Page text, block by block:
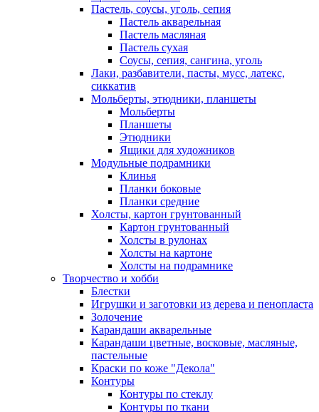
Пастель, соусы, уголь, сепия
Пастель акварельная
Пастель масляная
Пастель сухая
Соусы, сепия, сангина, уголь
Лаки, разбавители, пасты, мусс, латекс,
сиккатив
Мольберты, этюдники, планшеты
Мольберты
Планшеты
Этюдники
Ящики для художников
Модульные подрамники
Клинья
Планки боковые
Планки средние
Холсты, картон грунтованный
Картон грунтованный
Холсты в рулонах
Холсты на картоне
Холсты на подрамнике
Творчество и хобби
Блестки
Игрушки и заготовки из дерева и пенопласта
Золочение
Карандаши акварельные
Карандаши цветные, восковые, масляные,
пастельные
Краски по коже "Декола"
Контуры
Контуры по стеклу
Контуры по ткани